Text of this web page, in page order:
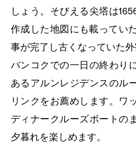
しょう。そびえる尖塔は
作成した地図にも載ってい
事が完了し古くなっていた外
バンコクでの一日の終わり
あるアルンレジデンスのル
リンクをお薦めします。ワ
ディナークルーズボートの
夕暮れを楽しめます。